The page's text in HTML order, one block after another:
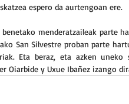
espero da aurtengoan ere.
menderatzaileak parte
San Silvestre proban parte
Eta beraz, eta azken
Oiarbide y Uxue Ibañez izango